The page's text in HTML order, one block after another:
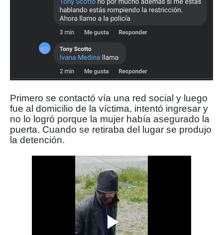
Primero se contactó vía una red social y luego
fue al domicilio de la víctima, intentó ingresar y
no lo logró porque la mujer había asegurado la
puerta. Cuando se retiraba del lugar se produjo
la detención.